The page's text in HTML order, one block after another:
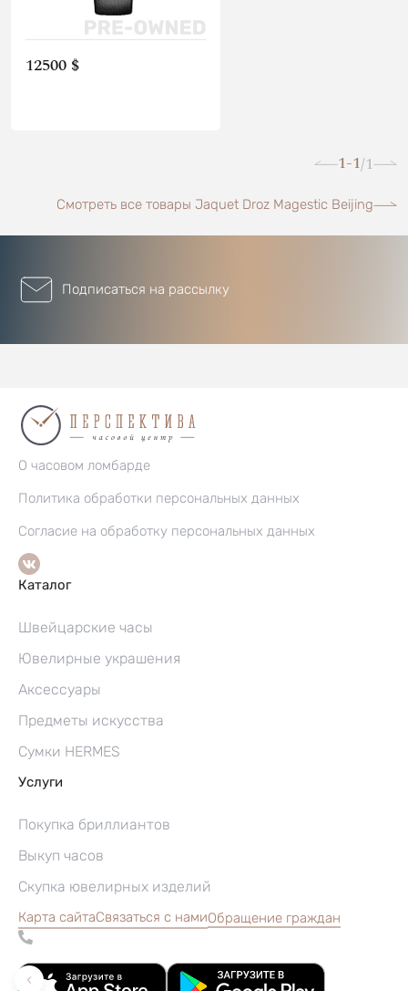
12500 $
1-1/1
Смотреть все товары Jaquet Droz Magestic Beijing
Подписаться на рассылку
О часовом ломбарде
Политика обработки персональных данных
Согласие на обработку персональных данных
Каталог
Швейцарские часы
Ювелирные украшения
Аксессуары
Предметы искусства
Сумки HERMES
Услуги
Покупка бриллиантов
Выкуп часов
Скупка ювелирных изделий
Карта сайтаСвязаться с намиОбращение граждан